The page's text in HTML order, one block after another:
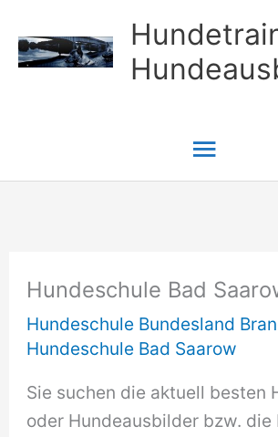
Inhalt
springen
Hundeschule Bad
Hundeschule Bundesland
Hundeschule Bad Saarow
Sie suchen die aktuell besten
oder Hundeausbilder bzw. die